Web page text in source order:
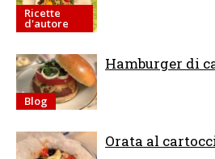
Ricette
d'autore
Blog
Hamburger di
Orata al